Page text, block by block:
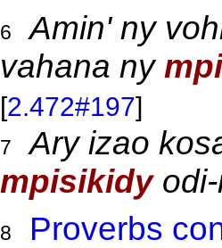
6
Amin' ny
vahana ny
[2.472#197]
7
Ary izao
mpisikidyodi-
8 Proverbs